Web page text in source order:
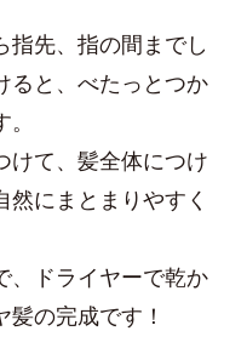
指先、指の間までし
ると、べたっとつか
けて、髪全体につけ
にまとまりやすく
、ドライヤーで乾か
の完成です！